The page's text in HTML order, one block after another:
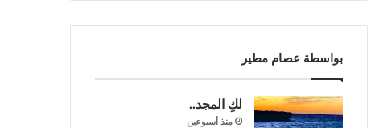
بواسطة عصام مطير
لكِ المجد..
منذ أسبوعين